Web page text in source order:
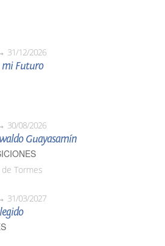
31/12/2026
mi Futuro
30/08/2026
Guayasamín
Tormes
31/03/2027